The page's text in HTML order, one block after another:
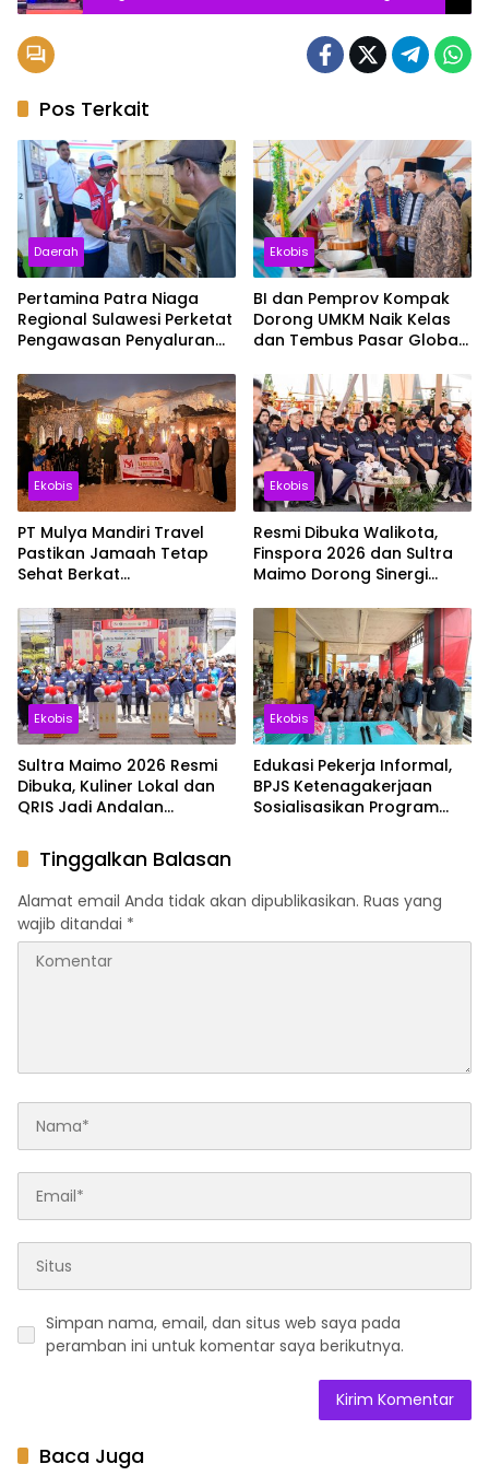
Bagian dari Pembinaan Umat
Pos Terkait
Daerah
Pertamina Patra Niaga
Regional Sulawesi Perketat
Pengawasan Penyaluran
Kolaka Utara
Ekobis
BI dan Pemprov Kompak
Dorong UMKM Naik Kelas
dan Tembus Pasar Global
Ekobis
PT Mulya Mandiri Travel
Pastikan Jamaah Tetap
Sehat Berkat
Disaat Cuaca Madinah
Capai 44 Derajat Celsius
Ekobis
Resmi Dibuka Walikota,
Finspora 2026 dan Sultra
Maimo Dorong Sinergi
Industri Keuangan
Ekobis
Sultra Maimo 2026 Resmi
Dibuka, Kuliner Lokal dan
QRIS Jadi Andalan
Ekobis
Edukasi Pekerja Informal,
BPJS Ketenagakerjaan
Sosialisasikan Program
Tinggalkan Balasan
Alamat email Anda tidak akan dipublikasikan. Ruas yang
wajib ditandai *
Simpan nama, email, dan situs web saya pada
peramban ini untuk komentar saya berikutnya.
Baca Juga